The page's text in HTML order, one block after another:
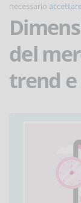
necessario
del
trend